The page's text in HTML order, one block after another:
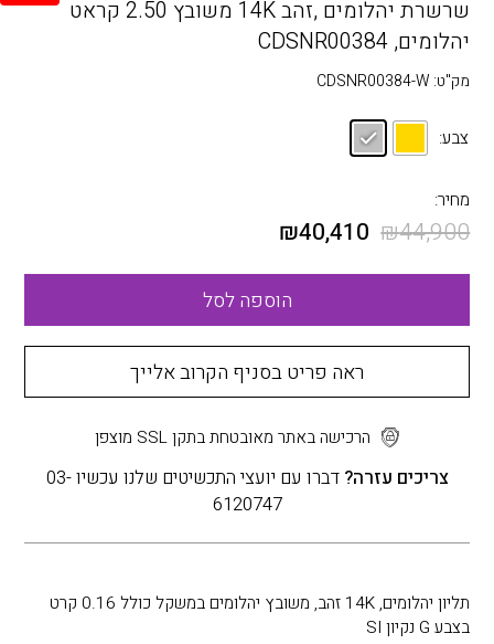
שרשרת יהלומים ,זהב 14K משובץ 2.50 קראט
יהלומים, CDSNR00384
מק"ט: CDSNR00384-W
צבע:
מחיר:
₪44,900
₪40,410
הוספה לסל
ראה פריט בסניף הקרוב אלייך
הרכישה באתר מאובטחת בתקן SSL מוצפן
צריכים עזרה?
דברו עם יועצי התכשיטים שלנו עכשיו 03-
6120747
תליון יהלומים, 14K זהב, משובץ יהלומים במשקל כולל 0.16 קרט
בצבע G נקיון SI